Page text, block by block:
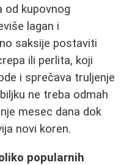
od kupovnog
lagan i
saksije postaviti
ili perlita, koji
i sprečava truljenje
ne treba odmah
mesec dana dok
novi koren.
popularnih